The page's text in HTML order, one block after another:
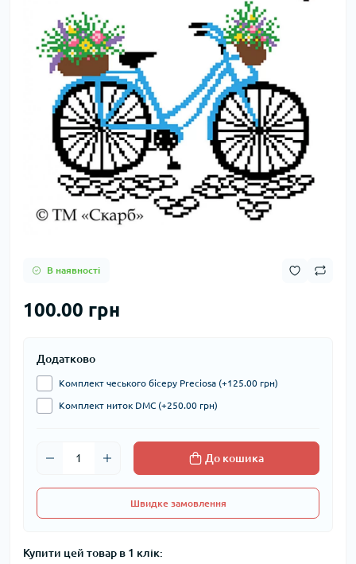
В наявності
100.00 грн
Додатково
Комплект чеського бісеру Preciosa (+125.00 грн)
Комплект ниток DMC (+250.00 грн)
До кошика
Швидке замовлення
Купити цей товар в 1 клік: